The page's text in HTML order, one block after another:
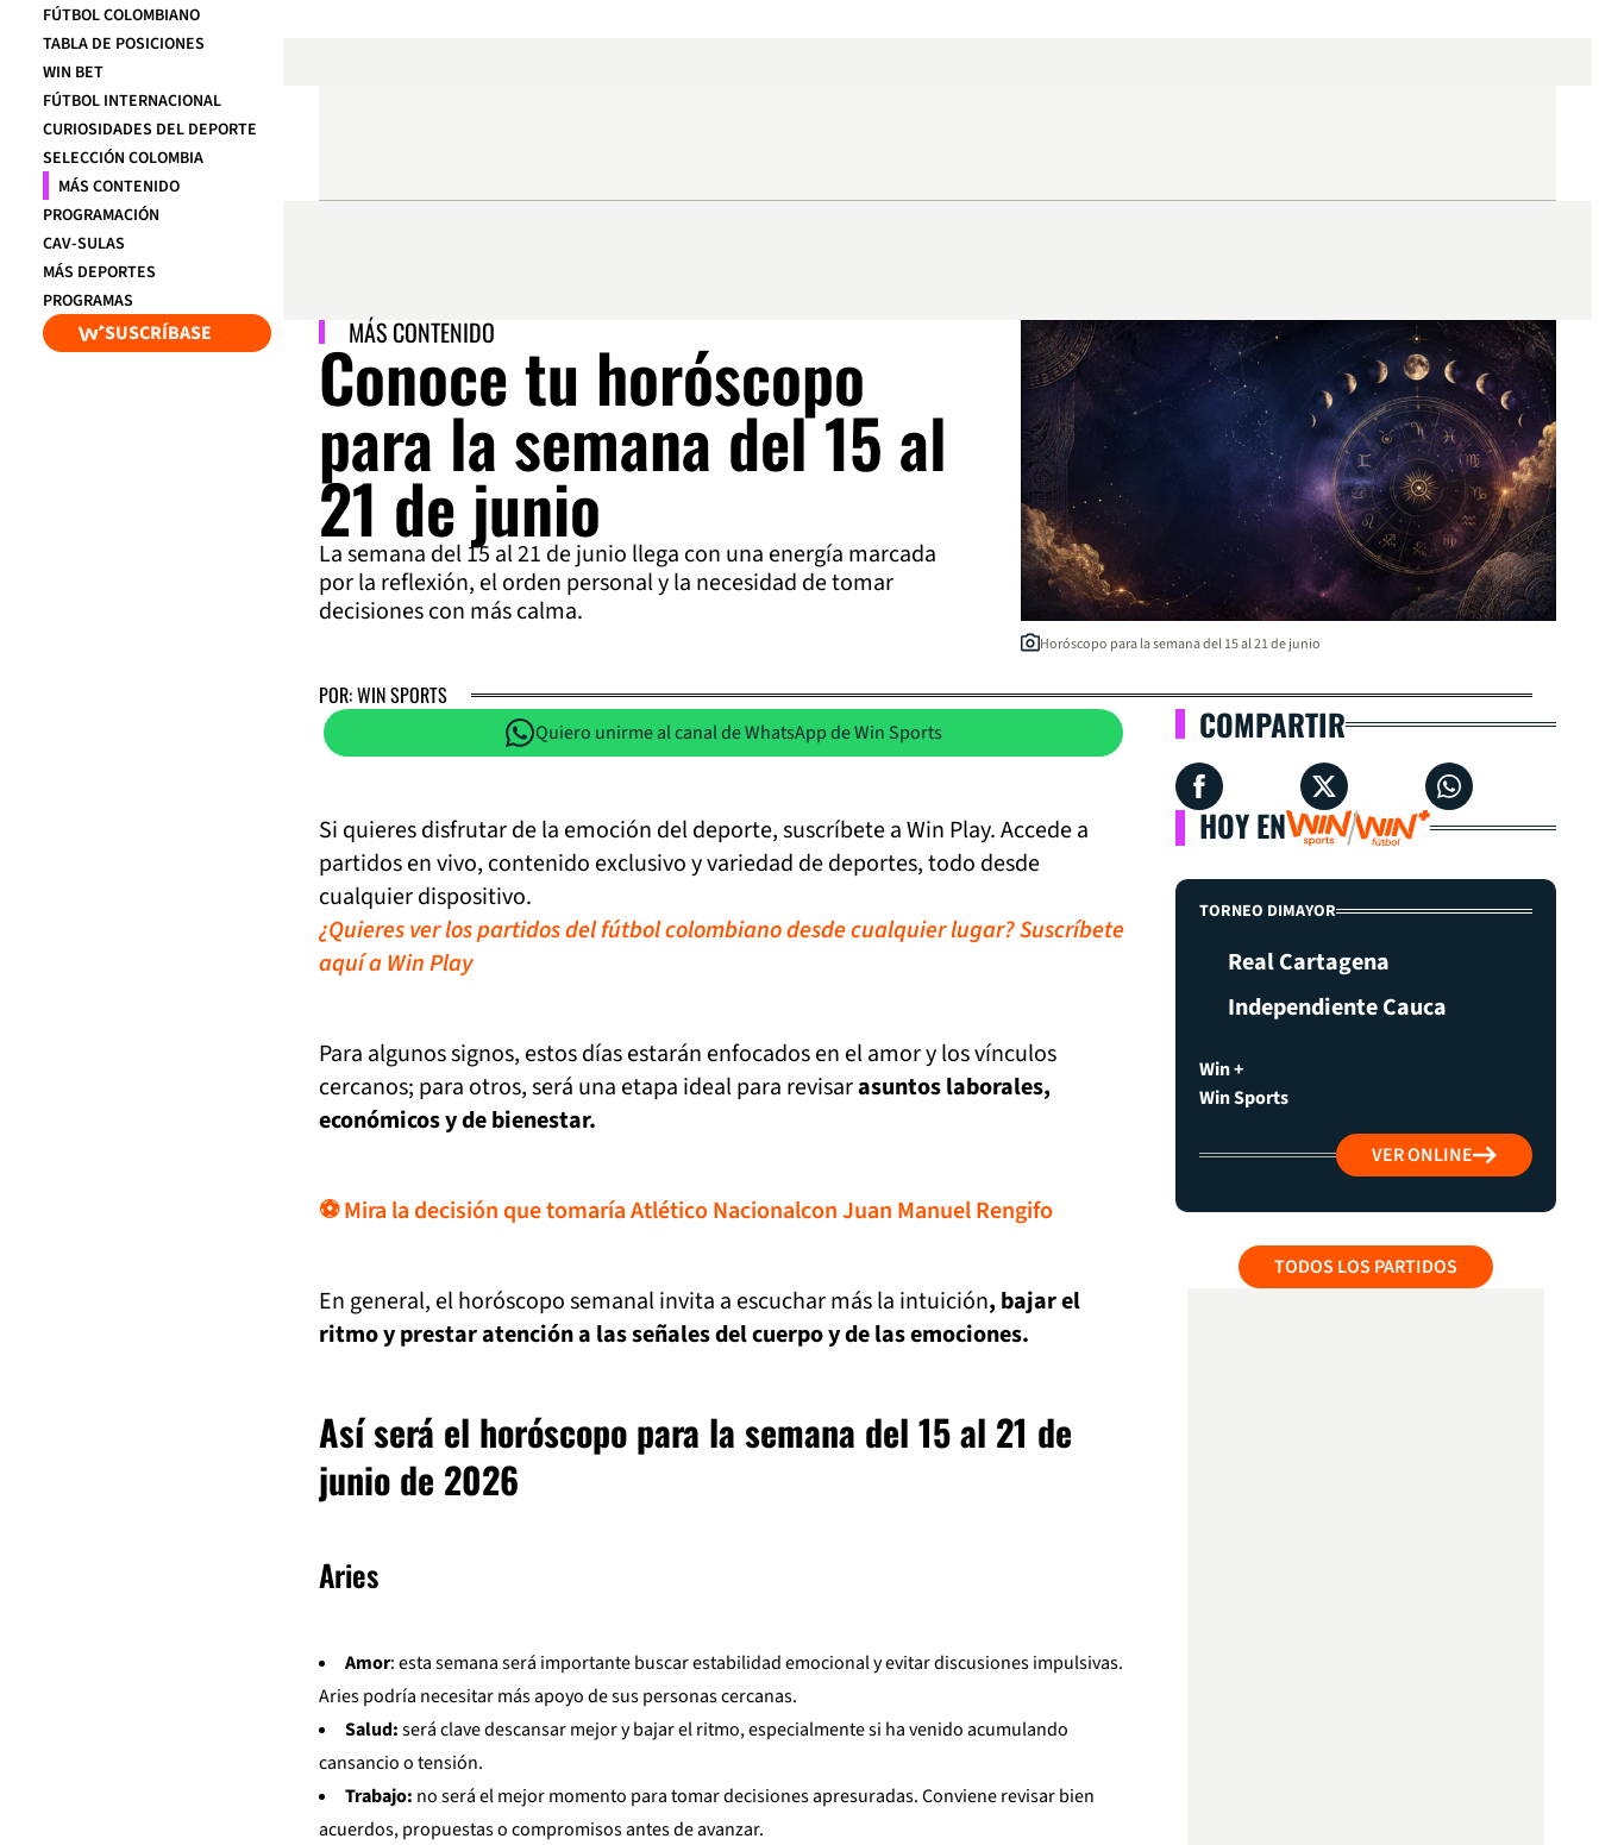
FÚTBOL COLOMBIANO
TABLA DE POSICIONES
WIN BET
FÚTBOL INTERNACIONAL
CURIOSIDADES DEL DEPORTE
SELECCIÓN COLOMBIA
MÁS CONTENIDO
PROGRAMACIÓN
CAV-SULAS
MÁS DEPORTES
PROGRAMAS
SUSCRÍBASE MÁS CONTENIDO
Conoce tu horóscopo
para la semana del 15 al
21 de junio
La semana del 15 al 21 de junio llega con una energía marcada
por la reflexión, el orden personal y la necesidad de tomar
decisiones con más calma.
Horóscopo para la semana del 15 al 21 de junio
POR: WIN SPORTS
Quiero unirme al canal de WhatsApp de Win Sports
Si quieres disfrutar de la emoción del deporte, suscríbete a Win Play. Accede a
partidos en vivo, contenido exclusivo y variedad de deportes, todo desde
cualquier dispositivo.
¿Quieres ver los partidos del fútbol colombiano desde cualquier lugar? Suscríbete
aquí a Win Play
Para algunos signos, estos días estarán enfocados en el amor y los vínculos
cercanos; para otros, será una etapa ideal para revisarasuntos laborales,
económicos y de bienestar.
⚽ Mira la decisión que tomaría Atlético Nacionalcon Juan Manuel Rengifo
En general, el horóscopo semanal invita a escuchar más la intuición, bajar el
ritmo y prestar atención a las señales del cuerpo y de las emociones.
Así será el horóscopo para la semana del 15 al 21 de
junio de 2026
Aries
Amor: esta semana será importante buscar estabilidad emocional y evitar discusiones impulsivas.
Aries podría necesitar más apoyo de sus personas cercanas.
Salud:será clave descansar mejor y bajar el ritmo, especialmente si ha venido acumulando
cansancio o tensión.
Trabajo: no será el mejor momento para tomar decisiones apresuradas. Conviene revisar bien
acuerdos, propuestas o compromisos antes de avanzar.
COMPARTIR
HOY EN
TORNEO DIMAYOR
Real Cartagena
Independiente Cauca
Win +
Win Sports
VER ONLINE
TODOS LOS PARTIDOS